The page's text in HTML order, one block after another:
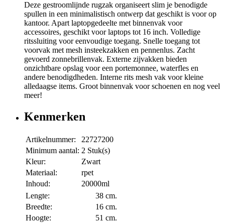
Deze gestroomlijnde rugzak organiseert slim je benodigde
spullen in een minimalistisch ontwerp dat geschikt is voor op
kantoor. Apart laptopgedeelte met binnenvak voor
accessoires, geschikt voor laptops tot 16 inch. Volledige
ritssluiting voor eenvoudige toegang. Snelle toegang tot
voorvak met mesh insteekzakken en pennenlus. Zacht
gevoerd zonnebrillenvak. Externe zijvakken bieden
onzichtbare opslag voor een portemonnee, waterfles en
andere benodigdheden. Interne rits mesh vak voor kleine
alledaagse items. Groot binnenvak voor schoenen en nog veel
meer!
Kenmerken
Artikelnummer:
22727200
Minimum aantal: 2 Stuk(s)
Kleur:
Zwart
Materiaal:
rpet
Inhoud:
20000ml
Lengte:
38 cm.
Breedte:
16 cm.
Hoogte:
51 cm.